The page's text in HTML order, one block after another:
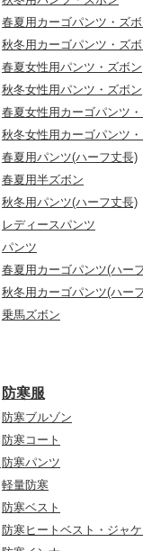
春夏用カーゴパンツ・ズ
秋冬用カーゴパンツ・ズ
春夏女性用パンツ・ズボン
秋冬女性用パンツ・ズボン
春夏女性用カーゴパンツ
秋冬女性用カーゴパンツ
春夏用パンツ(ハーフ丈長)
春夏用半ズボン
秋冬用パンツ(ハーフ丈長)
レディースパンツ
パンツ
春夏用カーゴパンツ(ハー
秋冬用カーゴパンツ(ハー
乗馬ズボン
防寒服
防寒ブルゾン
防寒コート
防寒パンツ
軽量防寒
防寒ベスト
防寒ヒートベスト・ジャ